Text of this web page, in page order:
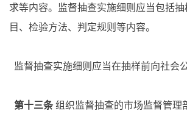
求等内容。监督抽查实施细则应当包括
目、检验方法、判定规则等内容。
监督抽查实施细则应当在抽样前向社会公
第十三条 组织监督抽查的市场监督管理